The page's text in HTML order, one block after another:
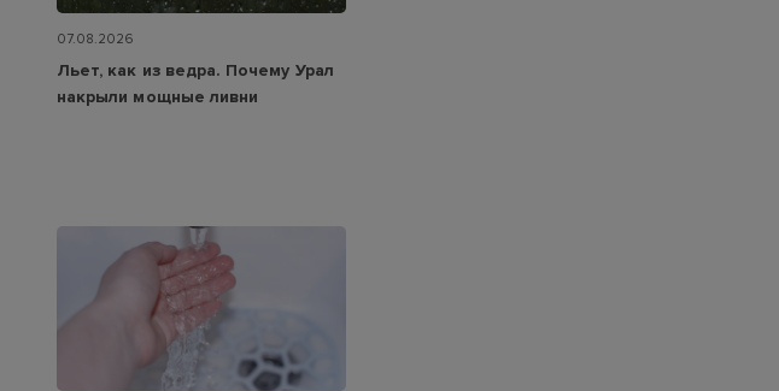
07.08.2026
Льет, как из ведра. Почему Урал
накрыли мощные ливни